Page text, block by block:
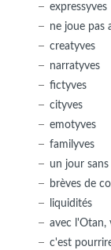
expressyves
ne joue pas
creatyves
narratyves
fictyves
cityves
emotyves
familyves
un jour
brèves de
liquidités
avec l'Otan,
c'est